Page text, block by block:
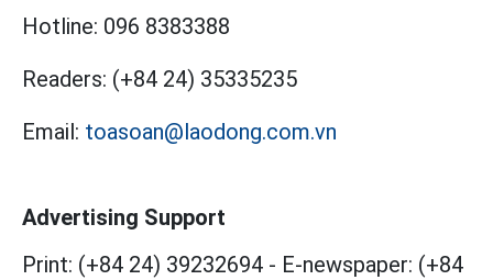
Hotline: 096 8383388
Readers: (+84 24) 35335235
Email: toasoan@laodong.com.vn
Advertising Support
Print: (+84 24) 39232694 - E-newspaper: (+84